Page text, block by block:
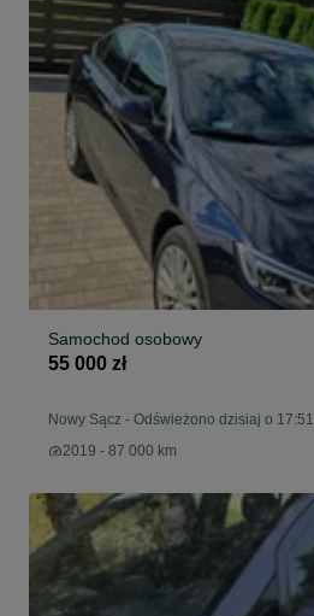
Samochod osobowy
55 000 zł
Nowy Sącz - Odświeżono dzisiaj o 17:51
2019 - 87 000 km